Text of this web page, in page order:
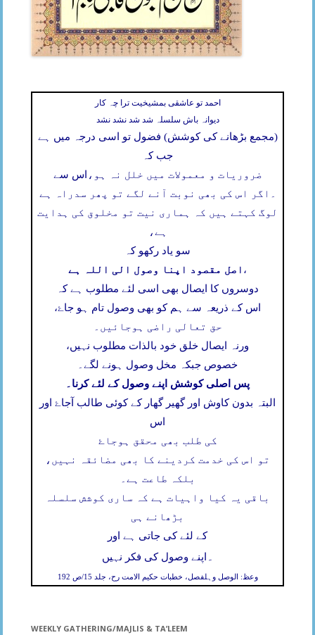
احمد تو عاشقی بمشیخیت ترا چہ کار
دیوانہ باش سلسلہ شد شد نشد نشد
(مجمع بڑھانے کی کوشش) فضول تو اسی درجہ میں ہے
جب کہ
اس سے ضروریات و معمولات میں خلل نہ ہو،
اگر اس کی بھی نوبت آنے لگے تو پھر سدراہ ہے
لوگ کہتے ہیں کہ ہماری نیت تو مخلوق کی ہدایت
ہے،
سو یاد رکھو کہ
اصل مقصود اپنا وصول الی اللہ ہے ،
دوسروں کا ایصال بھی اسی لئے مطلوب ہے کہ
اس کے ذریعہ سے ہم کو بھی وصول تام ہو جاۓ،
حق تعالی راضی ہوجائیں۔
ورنہ ایصال خلق خود بالذات مطلوب نہیں،
خصوص جبکہ مخل وصول ہونے لگے۔
پس اصلی کوشش اپنے وصول کے لئے کرنا۔
البتہ بدون کاوش اور گھیر گھار کے کوئی طالب آجاۓ اور
اس
کی طلب بھی محقق ہوجاۓ
تو اس کی خدمت کردینے کا بھی مضائقہ نہیں،
بلکہ طاعت ہے۔
باقی یہ کیا واہیات ہے کہ ساری کوشش سلسلہ
بڑھانے ہی
کے لئے کی جاتی ہے اور
اپنے وصول کی فکر نہیں ۔
وعظ: الوصل وہلفصل، خطبات حکیم الامت رح، جلد 15/ص 192
WEEKLY GATHERING/MAJLIS & TA’LEEM